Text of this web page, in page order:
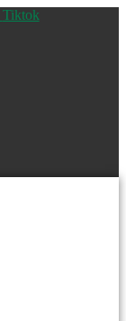
Tiktok